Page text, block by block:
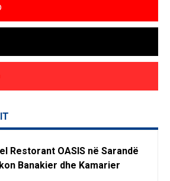
Restorant OASIS në Sarandë
Banakier dhe Kamarier